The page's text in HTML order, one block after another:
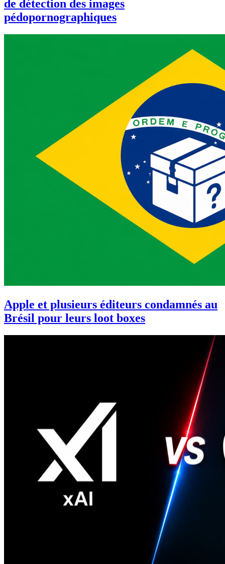
de détection des images
pédopornographiques
Apple et plusieurs éditeurs condamnés au
Brésil pour leurs loot boxes